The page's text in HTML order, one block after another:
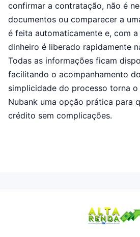
confirmar a contratação, não é
documentos ou comparecer a
é feita automaticamente e, com
dinheiro é liberado rapidamente
Todas as informações ficam
facilitando o acompanhamento
simplicidade do processo torna o
Nubank uma opção prática para
crédito sem complicações.